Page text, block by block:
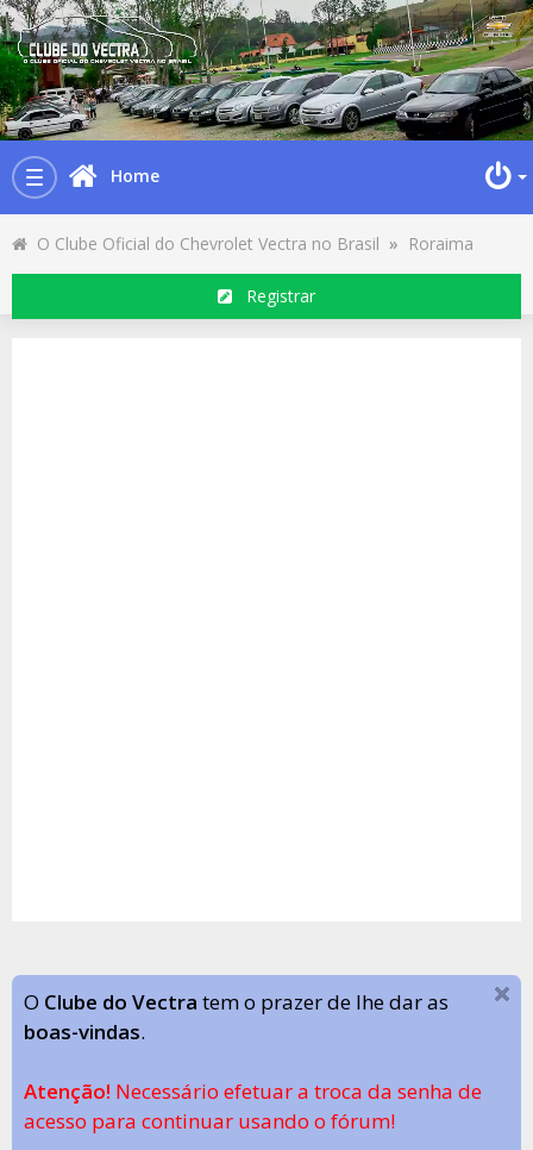
Toggle
navigation
Home
O Clube Oficial do Chevrolet Vectra no Brasil » Roraima
Registrar
O Clube do Vectra tem o prazer de lhe dar as
boas-vindas.
Atenção! Necessário efetuar a troca da senha de
acesso para continuar usando o fórum!